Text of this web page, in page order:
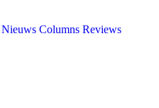
Nieuws Columns Reviews